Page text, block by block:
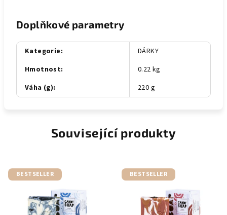
Doplňkové parametry
Kategorie:
DÁRKY
Hmotnost:
0.22 kg
Váha (g): 220 g
Související produkty
BESTSELLER BESTSELLER